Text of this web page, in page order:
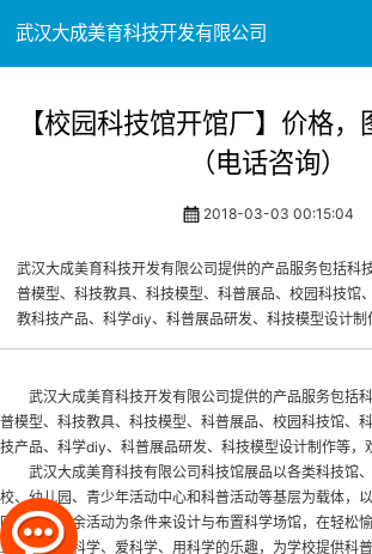
武汉大成美育科技开发有限公司
【校园科技馆开馆厂】价格
（电话咨询）
2018-03-03 00:15:04
武汉大成美育科技开发有限公司提供的产品服务包括科
普模型、科技教具、科技模型、科普展品、校园科技馆
教科技产品、科学diy、科普展品研发、科技模型设计制
武汉大成美育科技开发有限公司提供的产品服务包括
普模型、科技教具、科技模型、科普展品、 校园科技馆、
技产品、科学diy、科普展品研发、科技模型设计制作等，
武汉大成美育科技有限公司科技馆展品以各类科技馆
校、幼儿园、青少年活动中心和科普活动等基层为载体，
园学生的课余活动为条件来设计与布置科学场馆，在轻松
少年儿童学科学、爱科学、用科学的乐趣，为学校提供科